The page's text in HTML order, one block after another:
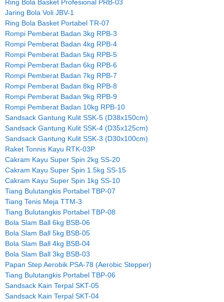
Ring Bola Basket Profesional PRB-03
Jaring Bola Voli JBV-1
Ring Bola Basket Portabel TR-07
Rompi Pemberat Badan 3kg RPB-3
Rompi Pemberat Badan 4kg RPB-4
Rompi Pemberat Badan 5kg RPB-5
Rompi Pemberat Badan 6kg RPB-6
Rompi Pemberat Badan 7kg RPB-7
Rompi Pemberat Badan 8kg RPB-8
Rompi Pemberat Badan 9kg RPB-9
Rompi Pemberat Badan 10kg RPB-10
Sandsack Gantung Kulit SSK-5 (D38x150cm)
Sandsack Gantung Kulit SSK-4 (D35x125cm)
Sandsack Gantung Kulit SSK-3 (D30x100cm)
Raket Tonnis Kayu RTK-03P
Cakram Kayu Super Spin 2kg SS-20
Cakram Kayu Super Spin 1.5kg SS-15
Cakram Kayu Super Spin 1kg SS-10
Tiang Bulutangkis Portabel TBP-07
Tiang Tenis Meja TTM-3
Tiang Bulutangkis Portabel TBP-08
Bola Slam Ball 6kg BSB-06
Bola Slam Ball 5kg BSB-05
Bola Slam Ball 4kg BSB-04
Bola Slam Ball 3kg BSB-03
Papan Step Aerobik PSA-78 (Aerobic Stepper)
Tiang Bulutangkis Portabel TBP-06
Sandsack Kain Terpal SKT-05
Sandsack Kain Terpal SKT-04